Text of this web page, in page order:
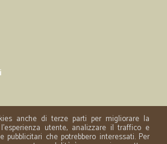
anche di terze parti per migliorare la
utente, analizzare il traffico e
pubblicitari che potrebbero interessati. Per